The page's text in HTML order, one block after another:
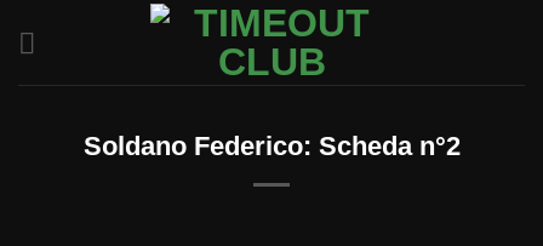
Soldano Federico: Scheda n°2